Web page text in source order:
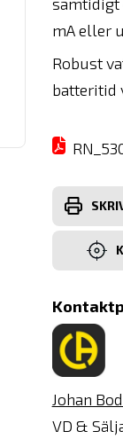
mA eller
Robust
batteritid
Johan
VD &